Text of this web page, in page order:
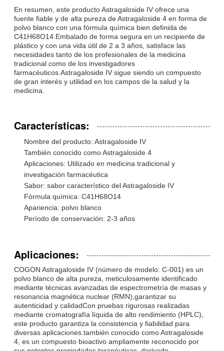
En resumen, este producto Astragaloside IV ofrece una
fuente fiable y de alta pureza de Astragaloside 4 en forma de
polvo blanco con una fórmula química bien definida de
C41H68O14.Embalado de forma segura en un recipiente de
plástico y con una vida útil de 2 a 3 años, satisface las
necesidades tanto de los profesionales de la medicina
tradicional como de los investigadores
farmacéuticos.Astragaloside IV sigue siendo un compuesto
de gran interés y utilidad en los campos de la salud y la
medicina.
Características:
Nombre del producto: Astragaloside IV
También conocido como Astragaloside 4
Aplicaciones: Utilizado en medicina tradicional y
investigación farmacéutica
Sabor: sabor característico del Astragaloside IV
Fórmula química: C41H68O14
Apariencia: polvo blanco
Período de conservación: 2-3 años
Aplicaciones:
COGON Astragaloside IV (número de modelo: C-001) es un
polvo blanco de alta pureza, meticulosamente identificado
mediante técnicas avanzadas de espectrometría de masas y
resonancia magnética nuclear (RMN),garantizar su
autenticidad y calidadCon pruebas rigurosas realizadas
mediante cromatografía líquida de alto rendimiento (HPLC),
este producto garantiza la consistencia y fiabilidad para
diversas aplicaciones.también conocido como Astragaloside
4, es un compuesto bioactivo ampliamente reconocido por